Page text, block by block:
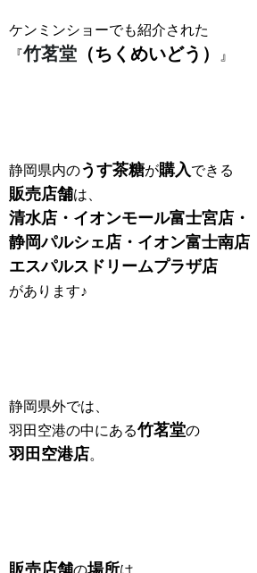
ケンミンショーでも紹介された
『竹茗堂 （ちくめいどう） 』
静岡県内のうす茶糖が購入できる
販売店舗は、
清水店・イオンモール富士宮店・
静岡パルシェ店・イオン富士南店
エスパルスドリームプラザ店
があります♪
静岡県外では、
羽田空港の中にある竹茗堂の
羽田空港店。
販売店舗の場所は、